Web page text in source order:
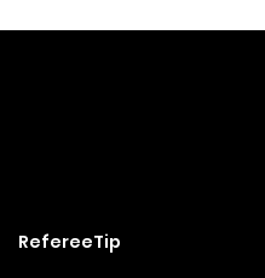
RefereeTip